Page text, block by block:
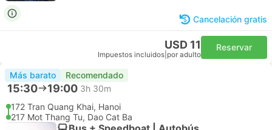
Cancelación gratis
USD 11
Impuestos incluidos por adulto
Reservar
Más barato Recomendado
15:30 19:00 3h 30m
172 Tran Quang Khai, Hanoi
217 Mot Thang Tu, Dao Cat Ba